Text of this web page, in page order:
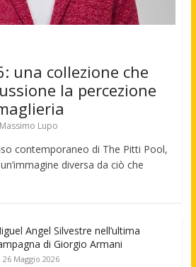
una collezione che
la percezione
Massimo Lupo
contemporaneo di The Pitti Pool,
diversa da ciò che
Angel Silvestre nell’ultima
di Giorgio Armani
26 Maggio 2026